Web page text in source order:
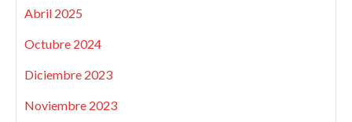
Abril 2025
Octubre 2024
Diciembre 2023
Noviembre 2023